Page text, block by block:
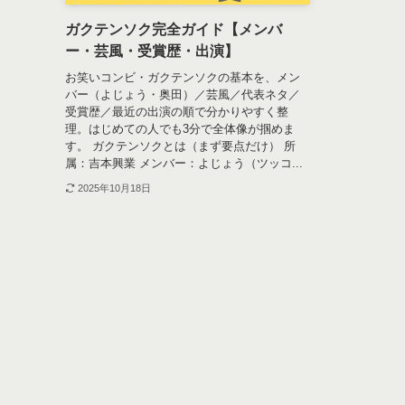
ガクテンソク完全ガイド【メンバ
ー・芸風・受賞歴・出演】
お笑いコンビ・ガクテンソクの基本を、メン
バー（よじょう・奥田）／芸風／代表ネタ／
受賞歴／最近の出演の順で分かりやすく整
理。はじめての人でも3分で全体像が掴めま
す。 ガクテンソクとは（まず要点だけ） 所
属：吉本興業 メンバー：よじょう（ツッコ...
2025年10月18日